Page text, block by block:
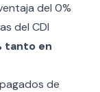
del 0%
del CDI
tanto en
de